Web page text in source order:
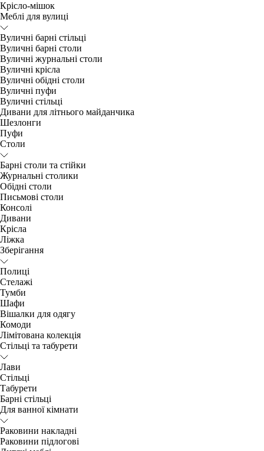
Крісло-мішок
Меблі для вулиці
Вуличні барні стільці
Вуличні барні столи
Вуличні журнальні столи
Вуличні крісла
Вуличні обідні столи
Вуличні пуфи
Вуличні стільці
Дивани для літнього майданчика
Шезлонги
Пуфи
Столи
Барні столи та стійки
Журнальні столики
Обідні столи
Письмові столи
Консолі
Дивани
Крісла
Ліжка
Зберігання
Полиці
Стелажі
Тумби
Шафи
Вішалки для одягу
Комоди
Лімітована колекція
Стільці та табурети
Лави
Стільці
Табурети
Барні стільці
Для ванної кімнати
Раковини накладні
Раковини підлогові